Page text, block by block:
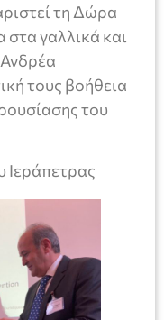
τη Δώρα
στα γαλλικά και
τους βοήθεια
του
Ιεράπετρας